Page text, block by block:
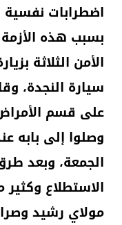
اضطرابات نفسية
بسبب هذه
الأمن الثلاثة
سيارة النجدة،
على قسم
وصلوا إلى بابه
الجمعة، وبعد
الاستطلاع وكثير
مولاي رشيد